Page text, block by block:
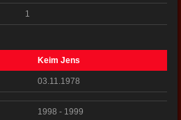
1
Keim Jens
03.11.1978
1998 - 1999